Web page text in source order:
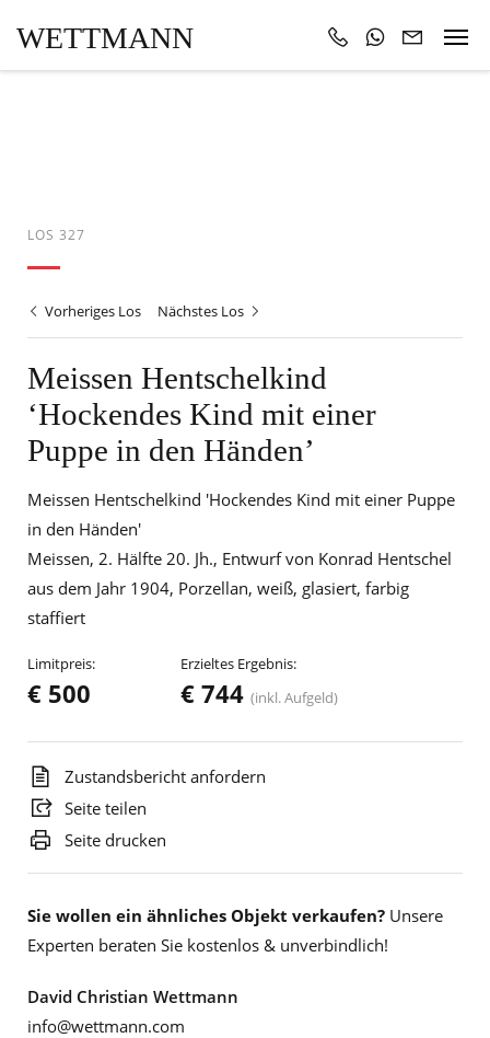
WETTMANN
LOS 327
Vorheriges Los Nächstes Los
Meissen Hentschelkind
‘Hockendes Kind mit einer
Puppe in den Händen’
Meissen Hentschelkind 'Hockendes Kind mit einer Puppe
in den Händen'
Meissen, 2. Hälfte 20. Jh., Entwurf von Konrad Hentschel
aus dem Jahr 1904, Porzellan, weiß, glasiert, farbig
staffiert
Limitpreis:
€ 500
Erzieltes Ergebnis:
€ 744 (inkl. Aufgeld)
Zustandsbericht anfordern
Seite teilen
Seite drucken
Sie wollen ein ähnliches Objekt verkaufen? Unsere
Experten beraten Sie kostenlos & unverbindlich!
David Christian Wettmann
info@wettmann.com